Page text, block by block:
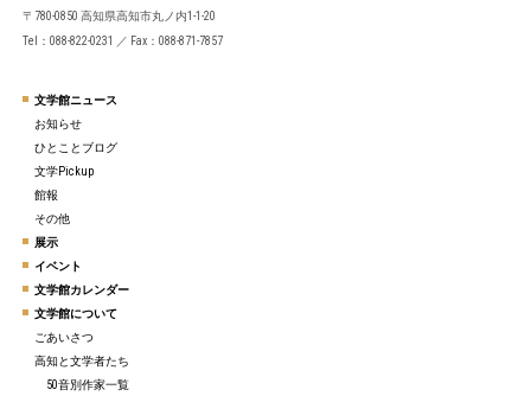
〒780-0850 高知県高知市丸ノ内1-1-20
Tel：088-822-0231 ／ Fax：088-871-7857
文学館ニュース
お知らせ
ひとことブログ
文学Pickup
館報
その他
展示
イベント
文学館カレンダー
文学館について
ごあいさつ
高知と文学者たち
50音別作家一覧